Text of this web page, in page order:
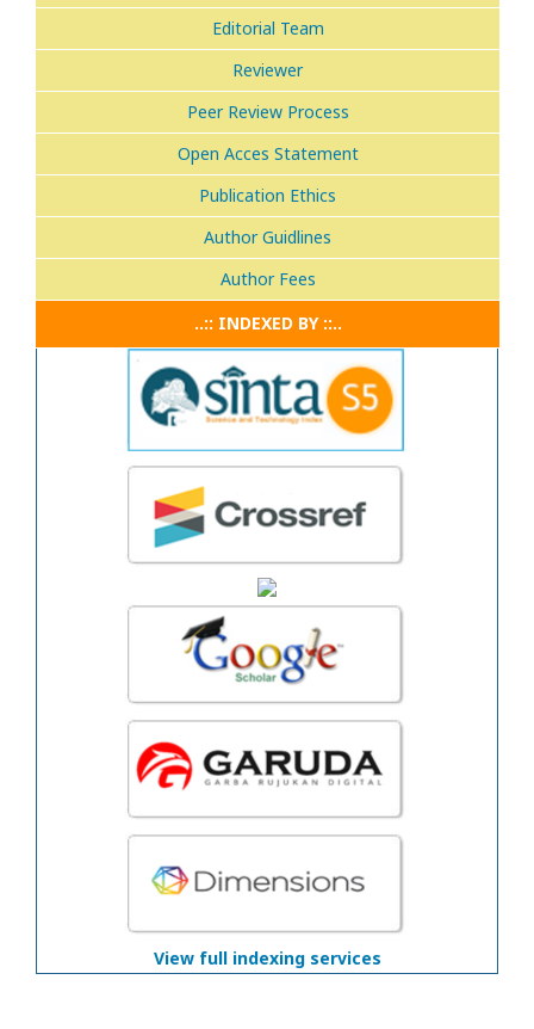
Editorial Team
Reviewer
Peer Review Process
Open Acces Statement
Publication Ethics
Author Guidlines
Author Fees
..:: INDEXED BY ::..
View full indexing services